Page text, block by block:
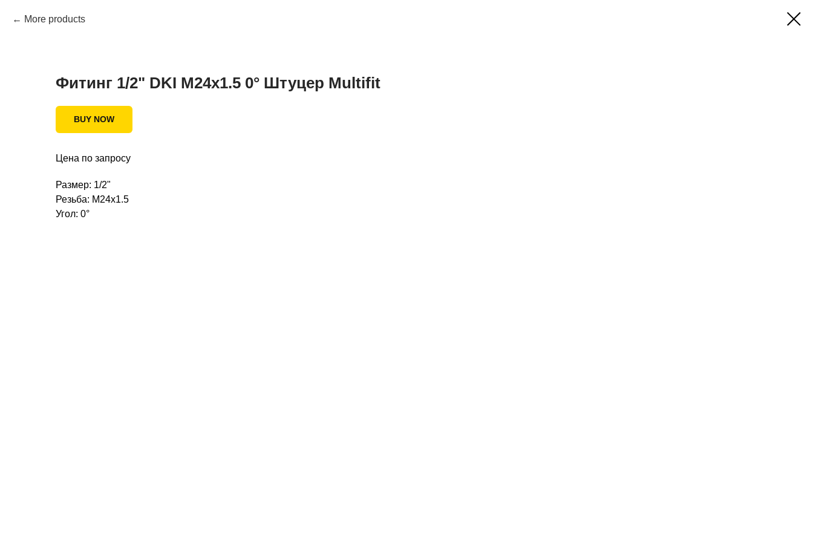
More products
Фитинг 1/2" DKI M24x1.5 0° Штуцер Multifit
BUY NOW
Цена по запросу
Размер: 1/2"
Резьба: M24x1.5
Угол: 0°